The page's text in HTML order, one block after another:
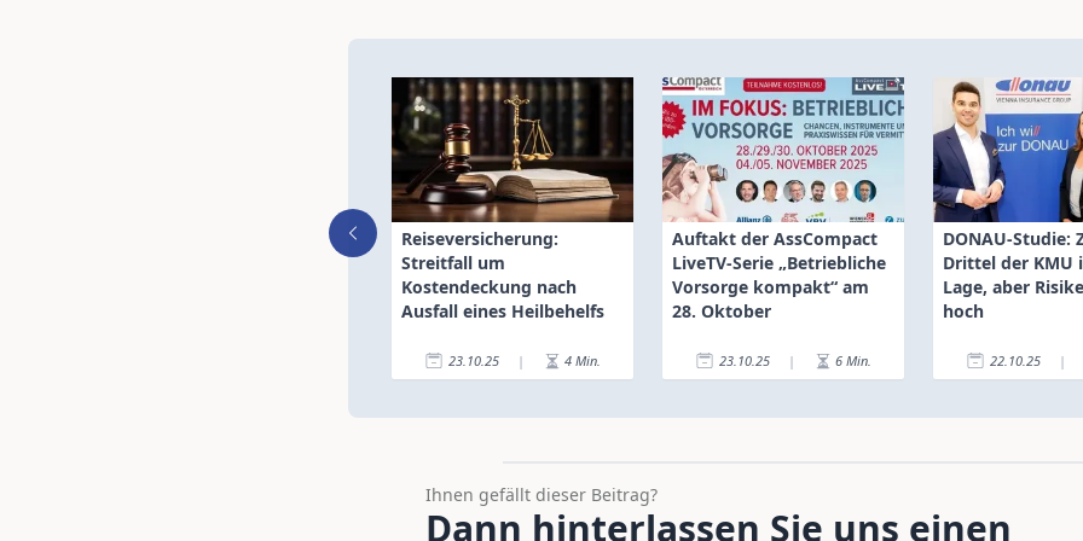
Reiseversicherung:
Streitfall um
Kostendeckung nach
Ausfall eines Heilbehelfs
23.10.25 | 4 Min.
Auftakt der AssCompact
LiveTV-Serie „Betriebliche
Vorsorge kompakt“ am
28. Oktober
23.10.25 | 6 Min.
DONAU-Studie:
Drittel der KMU
Lage, aber
hoch
22.10.25 |
Ihnen gefällt dieser Beitrag?
Dann hinterlassen Sie uns einen